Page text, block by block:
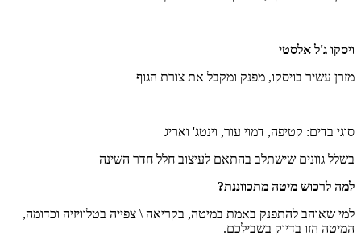
ויסקו ג'ל אלסטי
מזרן עשיר בויסקו, מפנק ומקבל את צורת הגוף
סוגי בדים: קטיפה, דמוי עור, וינטג' ואריג
בשלל גוונים שישתלב בהתאם לעיצוב חלל חדר השינה
למה לרכוש מיטה מתכווננת?
למי שאוהב להתפנק באמת במיטה, בקריאה \ צפייה בטלוויזיה וכדומה,
המיטה הזו בדיוק בשבילכם.